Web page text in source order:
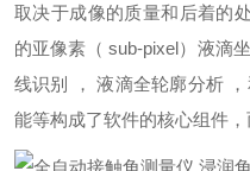
取决于成像的质量和后着的
的亚像素（ sub-pixel）液滴
线识别 ， 液滴全轮廓分析
能等构成了软件的核心组件，